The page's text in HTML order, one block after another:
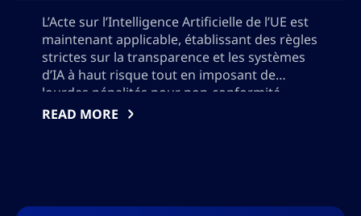
L’Acte sur l’Intelligence Artificielle de l’UE est
maintenant applicable, établissant des règles
strictes sur la transparence et les systèmes
d’IA à haut risque tout en imposant de
lourdes pénalités pour non-conformité.
Découvrez comment ces nouvelles
READ MORE